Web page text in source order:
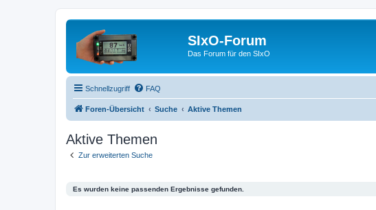
SIxO-Forum
Das Forum für den SIxO
Schnellzugriff FAQ
Foren-Übersicht Suche Aktive Themen
Aktive Themen
Zur erweiterten Suche
Es wurden keine passenden Ergebnisse gefunden.